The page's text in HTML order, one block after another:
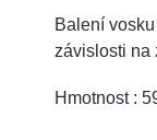
Balení
závislosti na
Hmotnost :